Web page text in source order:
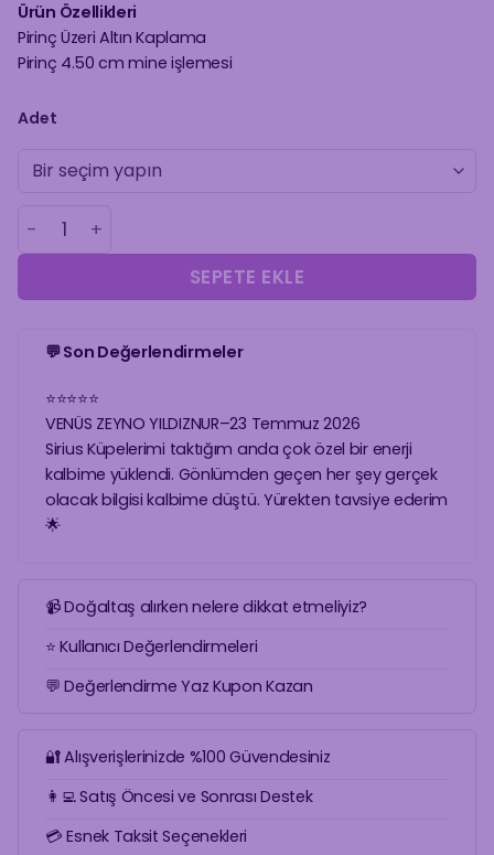
Ürün Özellikleri
Pirinç Üzeri Altın Kaplama
Pirinç 4.50 cm mine işlemesi
Adet
Sirius Küpe adet
SEPETE EKLE
💬 Son Değerlendirmeler
⭐⭐⭐⭐⭐
VENÜS ZEYNO YILDIZNUR–23 Temmuz 2026
Sirius Küpelerimi taktığım anda çok özel bir enerji
kalbime yüklendi. Gönlümden geçen her şey gerçek
olacak bilgisi kalbime düştü. Yürekten tavsiye ederim
🌟
📹 Doğaltaş alırken nelere dikkat etmeliyiz?
⭐ Kullanıcı Değerlendirmeleri
💬 Değerlendirme Yaz Kupon Kazan
🔐 Alışverişlerinizde %100 Güvendesiniz
👩‍💻 Satış Öncesi ve Sonrası Destek
💳 Esnek Taksit Seçenekleri